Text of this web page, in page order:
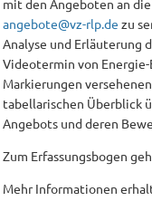
mit den Angeboten an
angebote@vz-rlp.de zu
Analyse und Erläuterung
Videotermin von
Markierungen
tabellarischen Überblick
Angebots und deren
Zum Erfassungsbogen
Mehr Informationen